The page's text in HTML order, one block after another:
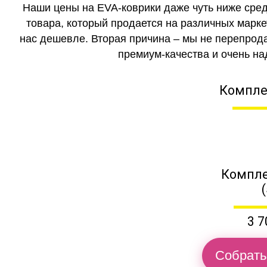
Наши цены на EVA-коврики даже чуть ниже
товара, который продается на различных
нас дешевле. Вторая причина – мы не
премиум-качества и очень
3